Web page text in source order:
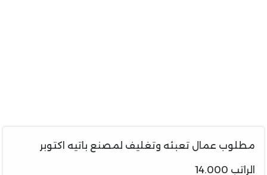
مطلوب عمال تعبئه وتغليف لمصنع باتيه اكتوبر
الراتب 14.000